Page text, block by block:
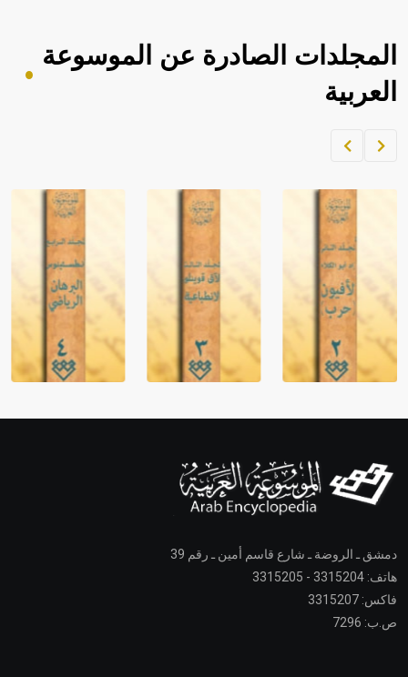
المجلدات الصادرة عن الموسوعة
العربية
دمشق ـ الروضة ـ شارع قاسم أمين ـ رقم 39
هاتف: 3315204 - 3315205
فاكس: 3315207
ص.ب: 7296